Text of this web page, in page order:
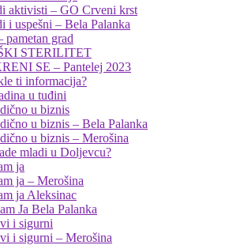
aktivisti – GO Crveni krst
i uspešni – Bela Palanka
pametan grad
STERILITET
SE – Pantelej 2023
ti informacija?
u tuđini
u biznis
u biznis – Bela Palanka
u biznis – Merošina
mladi u Doljevcu?
ja
ja – Merošina
ja Aleksinac
Ja Bela Palanka
i sigurni
i sigurni – Merošina